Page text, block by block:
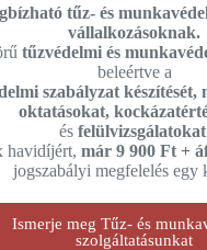
tűz- és
vállalkozásoknak.
tűzvédelmi és
beleértve a
szabályzat készítését,
oktatásokat,
és felülvizsgálatokat
havidíjért, már 9 900 Ft +
jogszabályi megfelelés egy
Ismerje meg Tűz- és
szolgáltatásunkat